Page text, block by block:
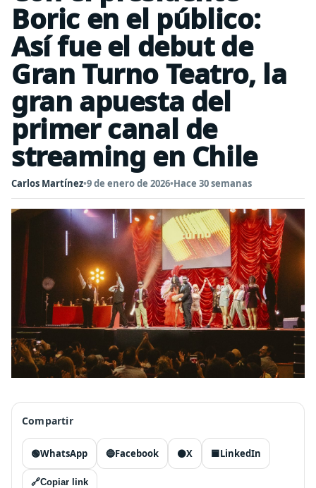
Boric en el público:
Así fue el debut de
Gran Turno Teatro, la
gran apuesta del
primer canal de
streaming en Chile
Carlos Martínez•9 de enero de 2026•Hace 30 semanas
Compartir
🟢WhatsApp 🔵Facebook ⚫X 🟦LinkedIn
🔗Copiar link